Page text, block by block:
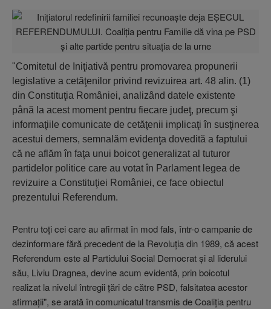
"Comitetul de Iniţiativă pentru promovarea propunerii
legislative a cetăţenilor privind revizuirea art. 48 alin. (1)
din Constituţia României, analizând datele existente
până la acest moment pentru fiecare judeţ, precum şi
informaţiile comunicate de cetăţenii implicaţi în susţinerea
acestui demers, semnalăm evidenţa dovedită a faptului
că ne aflăm în faţa unui boicot generalizat al tuturor
partidelor politice care au votat în Parlament legea de
revizuire a Constituţiei României, ce face obiectul
prezentului Referendum.
Pentru toţi cei care au afirmat în mod fals, într-o campanie de
dezinformare fără precedent de la Revoluţia din 1989, că acest
Referendum este al Partidului Social Democrat şi al liderului
său, Liviu Dragnea, devine acum evidentă, prin boicotul
realizat la nivelul întregii ţări de către PSD, falsitatea acestor
afirmaţii", se arată în comunicatul transmis de Coaliţia pentru